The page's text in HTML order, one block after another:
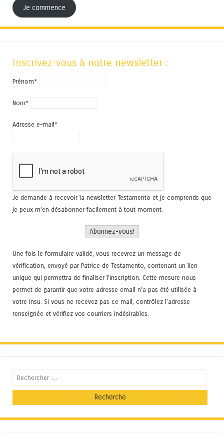
Je commence
Inscrivez-vous à notre newsletter :
Prénom*
Nom*
Adresse e-mail*
Je demande à recevoir la newsletter Testamento et je comprends que
je peux m'en désabonner facilement à tout moment.
Une fois le formulaire validé, vous recevrez un message de
vérification, envoyé par Patrice de Testamento, contenant un lien
unique qui permettra de finaliser l'inscription. Cette mesure nous
permet de garantir que votre adresse email n’a pas été utilisée à
votre insu. Si vous ne recevez pas ce mail, contrôlez l’adresse
renseignée et vérifiez vos courriers indésirables.
Recherche